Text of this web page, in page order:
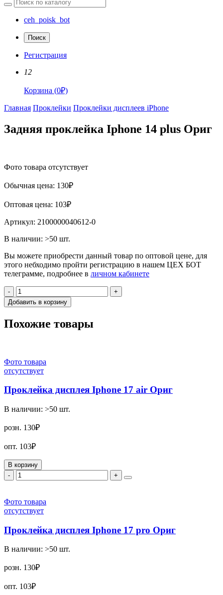
ceh_poisk_bot
Поиск
Регистрация
12
Корзина (0₽)
Главная Проклейки Проклейки дисплеев iPhone
Задняя проклейка Iphone 14 plus Ориг
Фото товара отсутствует
Обычная цена: 130₽
Оптовая цена: 103₽
Артикул: 2100000040612-0
В наличии: >50 шт.
Вы можете приобрести данный товар по оптовой цене, для
этого небходимо пройти регистрацию в нашем ЦЕХ БОТ
телеграмме, подробнее в личном кабинете
-
+
Добавить в корзину
Похожие товары
Фото товара
отсутствует
Проклейка дисплея Iphone 17 air Ориг
В наличии: >50 шт.
розн. 130₽
опт. 103₽
В корзину
-
+
Фото товара
отсутствует
Проклейка дисплея Iphone 17 pro Ориг
В наличии: >50 шт.
розн. 130₽
опт. 103₽